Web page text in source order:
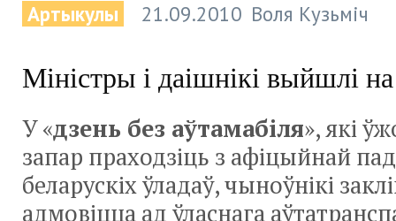
Артыкулы 21.09.2010 Воля Кузьміч
Міністры і даішнікі выйшлі
У «дзень без аўтамабіля», які
запар праходзіць з афіцыйнай
беларускіх ўладаў, чыноўнікі
адмовіцца ад ўласнага